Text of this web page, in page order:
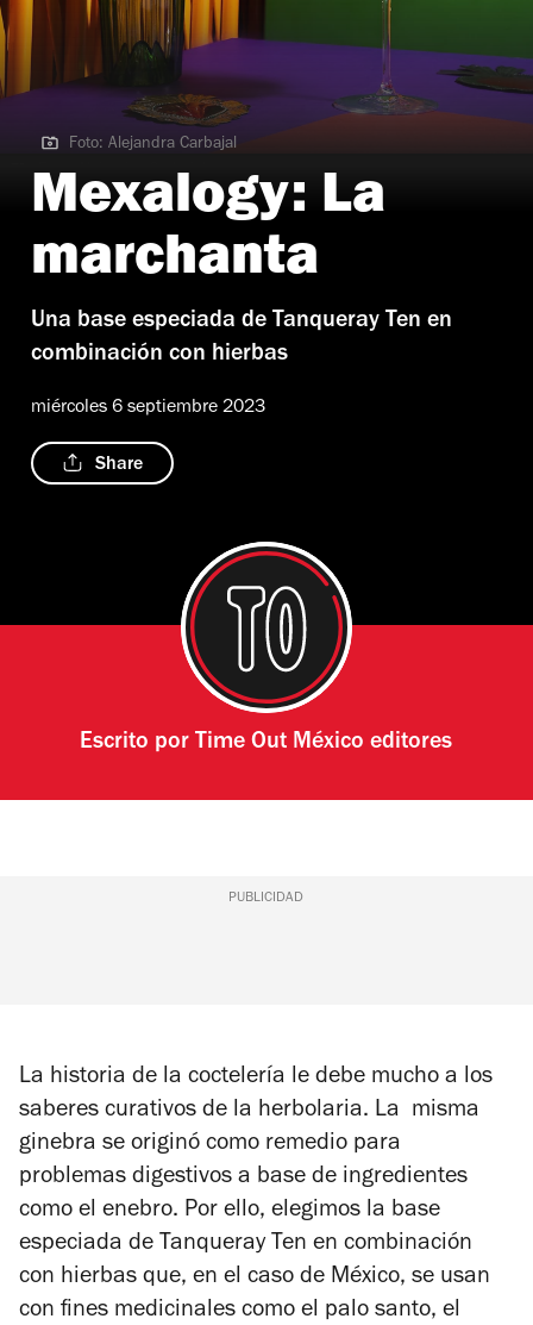
Foto: Alejandra Carbajal
Foto: Alejandra Carbajal
Mexalogy: La
marchanta
Una base especiada de Tanqueray Ten en
combinación con hierbas
miércoles 6 septiembre 2023
Share
Escrito por Time Out México editores
PUBLICIDAD
La historia de la coctelería le debe mucho a los
saberes curativos de la herbolaria. La misma
ginebra se originó como remedio para
problemas digestivos a base de ingredientes
como el enebro. Por ello, elegimos la base
especiada de Tanqueray Ten en combinación
con hierbas que, en el caso de México, se usan
con fines medicinales como el palo santo, el